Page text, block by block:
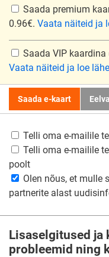
Saada premium
0.96€. Vaata näiteid ja
Saada VIP kaardina
Vaata näiteid ja loe
Saada e-kaart
Telli oma e-mailile
Telli oma e-mailile
poolt
Olen nõus, et mulle
partnerite alast
Lisaselgitused ja
probleemid ning